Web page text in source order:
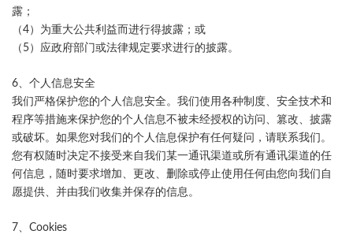
露；
（4）为重大公共利益而进行得披露；或
（5）应政府部门或法律规定要求进行的披露。
6、个人信息安全
我们严格保护您的个人信息安全。我们使用各种制度、安全技术和
程序等措施来保护您的个人信息不被未经授权的访问、篡改、披露
或破坏。如果您对我们的个人信息保护有任何疑问，请联系我们。
您有权随时决定不接受来自我们某一通讯渠道或所有通讯渠道的任
何信息，随时要求增加、更改、删除或停止使用任何由您向我们自
愿提供、并由我们收集并保存的信息。
7、Cookies